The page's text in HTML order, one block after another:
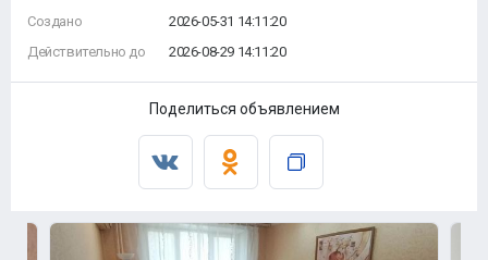
Создано
Действительно до
2026-05-31 14:11:20
2026-08-29 14:11:20
Поделиться объявлением